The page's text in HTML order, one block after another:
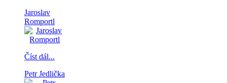
Jaroslav
Romportl
Číst dál...
Petr Jedlička